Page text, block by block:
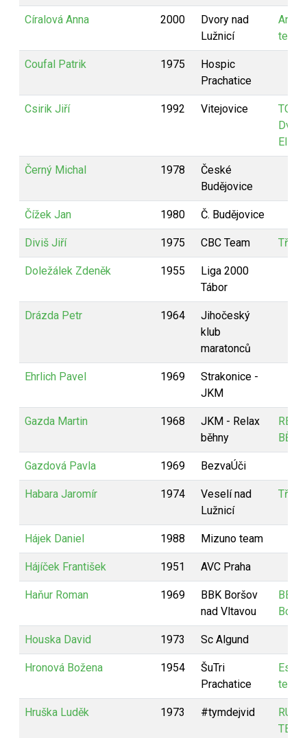
Círalová Anna 2000
Dvory nad
Lužnicí
Anča
team
Coufal Patrik 1975
Hospic
Prachatice
Csirik Jiří 1992 Vitejovice
TC
Elite
Černý Michal 1978
České
Budějovice
Čížek Jan 1980 Č. Budějovice
Diviš Jiří 1975 CBC Team Tři
Doležálek Zdeněk 1955
Liga 2000
Tábor
Drázda Petr 1964
Jihočeský
klub
maratonců
Ehrlich Pavel 1969
Strakonice -
JKM
Gazda Martin 1968
JKM - Relax
běhny
Gazdová Pavla 1969 BezvaÚči
Habara Jaromír 1974
Veselí nad
Lužnicí
Tři
Hájek Daniel 1988 Mizuno team
Hájíček František 1951 AVC Praha
Haňur Roman 1969
BBK Boršov
nad Vltavou
BBK
Houska David 1973 Sc Algund
Hronová Božena 1954
ŠuTri
Prachatice
Estian
team
Hruška Luděk 1973 #tymdejvid
RUN
TEAM